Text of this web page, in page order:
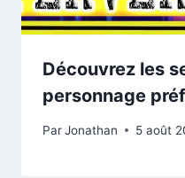
Découvrez les
personnage
ParJonathan 5 août